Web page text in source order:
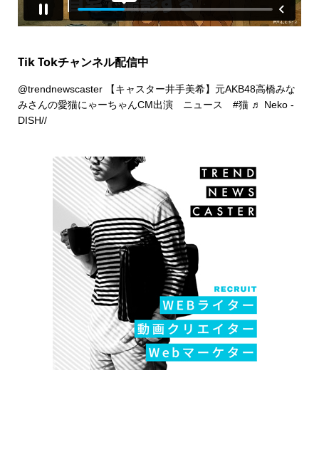
Tik Tokチャンネル配信中
@trendnewscaster【キャスター井手美希】元AKB48高橋みな
みさんの愛猫にゃーちゃんCM出演 ニュース #猫 ♬ Neko -
DISH//